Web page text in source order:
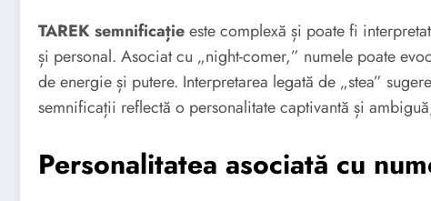
TAREK semnificațieeste complexă și poate fi
și personal. Asociat cu „night-comer,” numele poate
de energie și putere. Interpretarea legată de „stea”
semnificații reflectă o personalitate captivantă și
Personalitatea asociată cu